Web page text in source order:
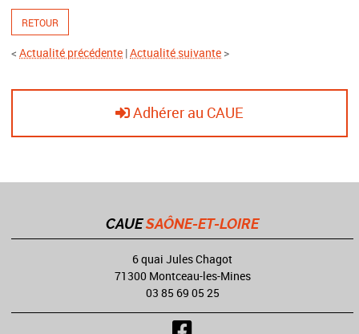
RETOUR
< Actualité précédente |Actualité suivante >
Adhérer au CAUE
CAUESAÔNE-ET-LOIRE
6 quai Jules Chagot
71300 Montceau-les-Mines
03 85 69 05 25